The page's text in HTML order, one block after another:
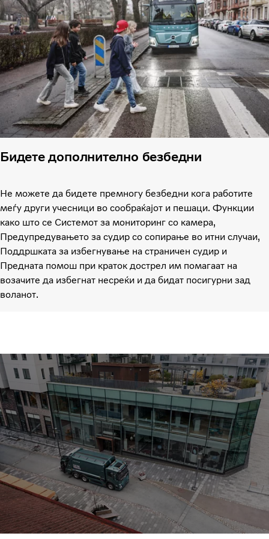
Бидете дополнително безбедни
Не можете да бидете премногу безбедни кога работите
меѓу други учесници во сообраќајот и пешаци. Функции
како што се Системот за мониторинг со камера,
Предупредувањето за судир со сопирање во итни случаи,
Поддршката за избегнување на страничен судир и
Предната помош при краток дострел им помагаат на
возачите да избегнат несреќи и да бидат посигурни зад
воланот.